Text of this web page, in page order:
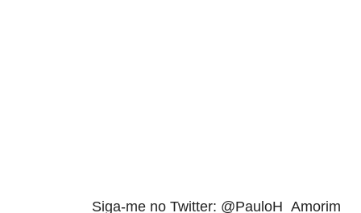
Siga-me no Twitter: @PauloH_Amorim